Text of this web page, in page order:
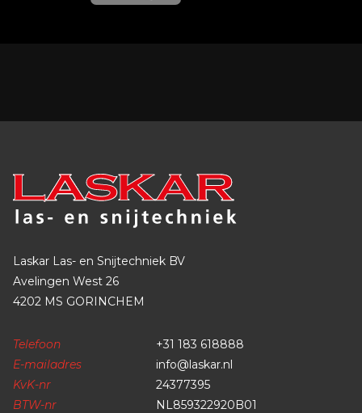
Laskar Las- en Snijtechniek BV
Avelingen West 26
4202 MS GORINCHEM
Telefoon
+31 183 618888
E-mailadres
info@laskar.nl
KvK-nr
24377395
BTW-nr
NL859322920B01